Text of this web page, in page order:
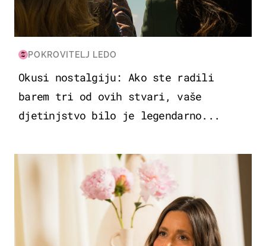
POKROVITELJ LEDO
Okusi nostalgiju: Ako ste radili
barem tri od ovih stvari, vaše
djetinjstvo bilo je legendarno...
MODA & LJEPOTA